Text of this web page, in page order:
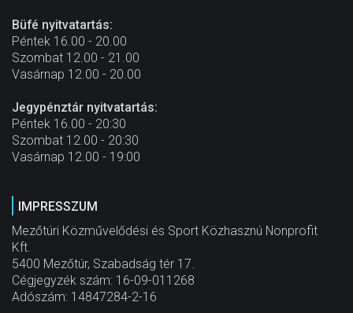
Büfé nyitvatartás:
Péntek 16.00 - 20.00
Szombat 12.00 - 21.00
Vasárnap 12.00 - 20.00
Jegypénztár nyitvatartás:
Péntek 16.00 - 20:30
Szombat 12.00 - 20:30
Vasárnap 12.00 - 19:00
IMPRESSZUM
Mezőtúri Közművelődési és Sport Közhasznú Nonprofit
Kft.
5400 Mezőtúr, Szabadság tér 17.
Cégjegyzék szám: 16-09-011268
Adószám: 14847284-2-16